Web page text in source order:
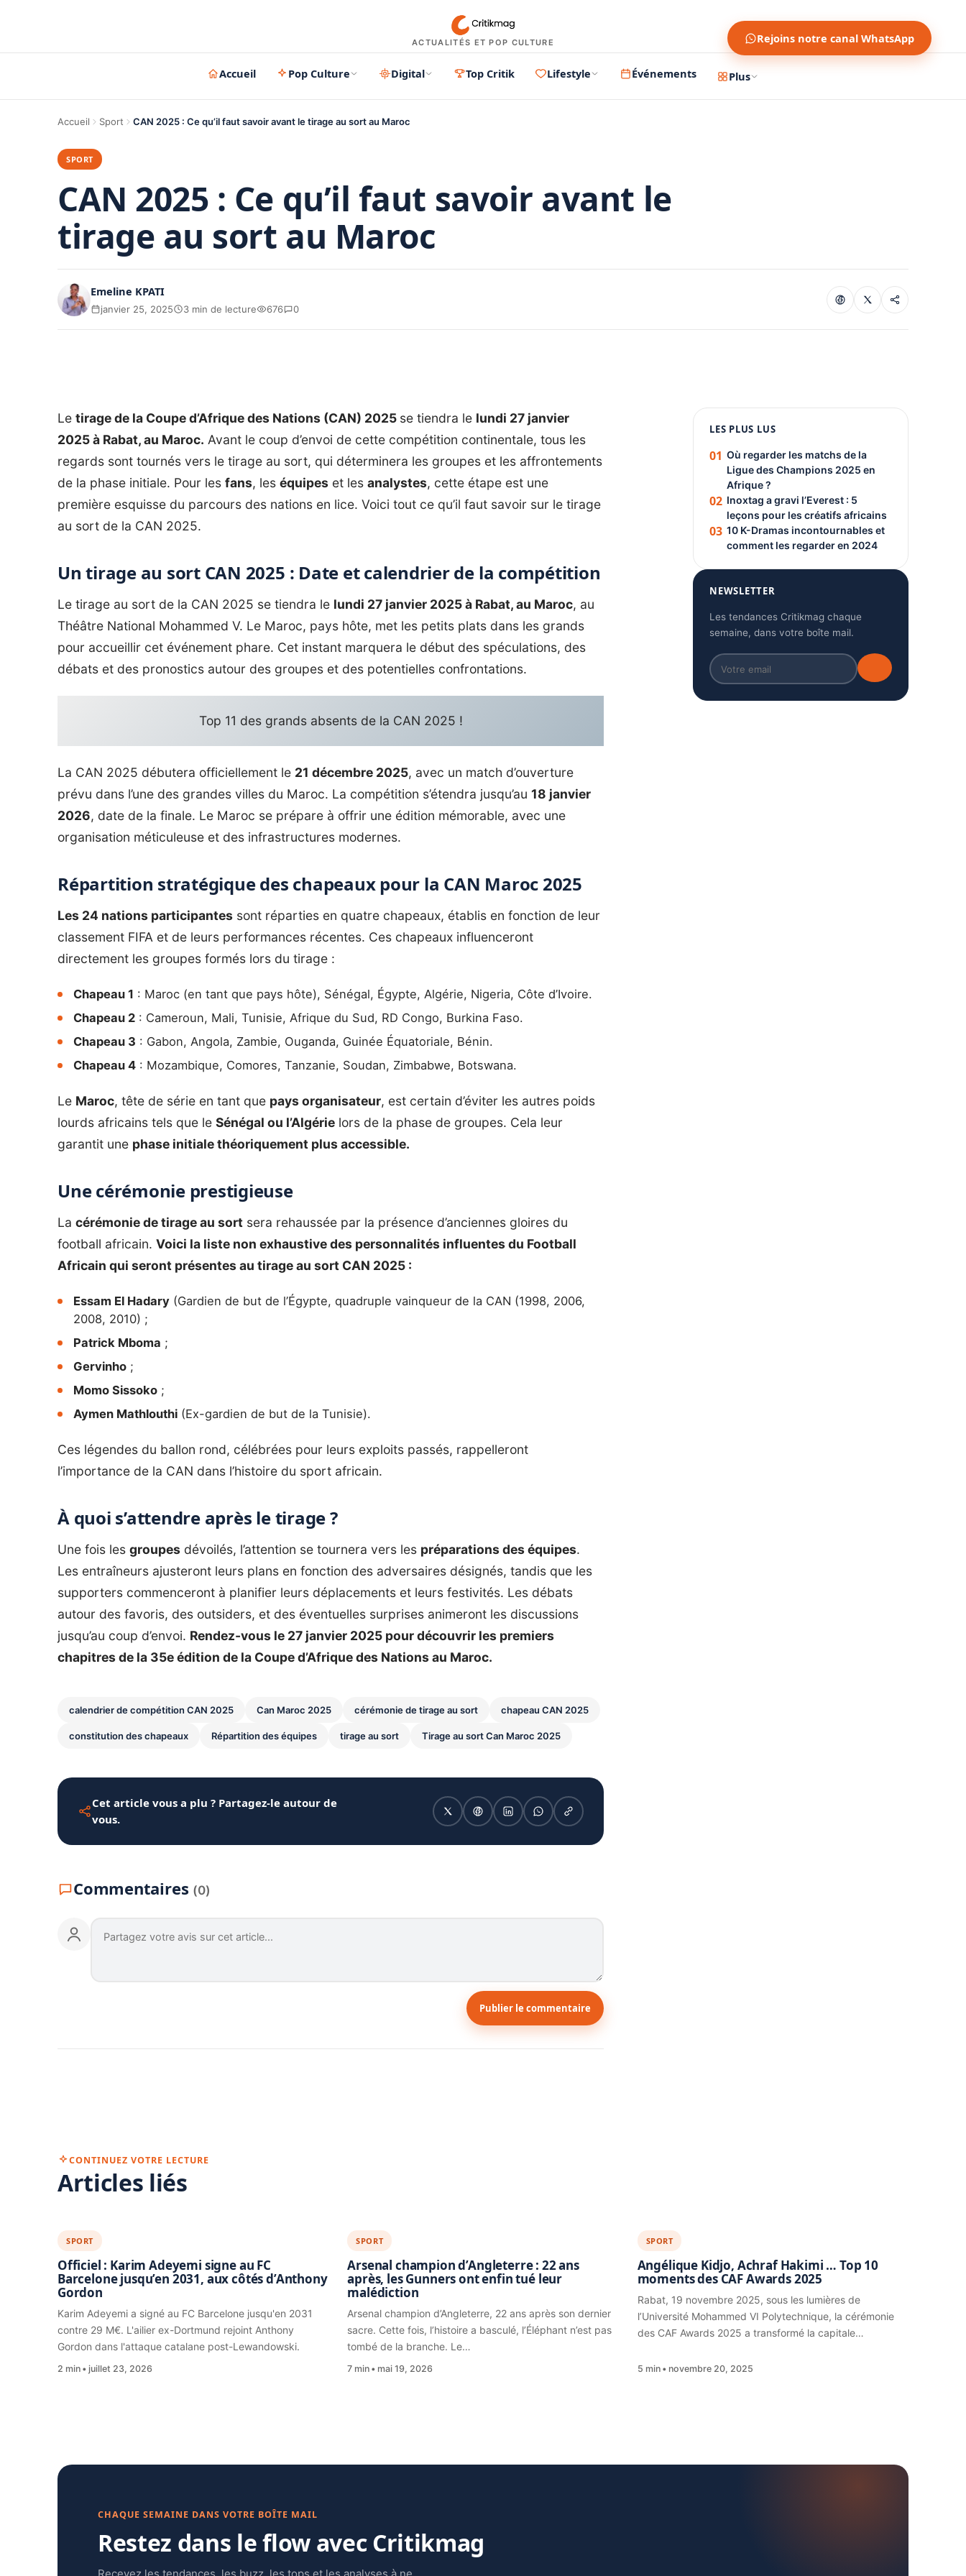
ACTUALITÉS ET POP CULTURE Rejoins notre canal WhatsApp
Accueil Pop Culture Digital Top Critik Lifestyle Événements Plus
Accueil Sport CAN 2025 : Ce qu’il faut savoir avant le tirage au sort au Maroc
SPORT
CAN 2025 : Ce qu’il faut savoir avant le
tirage au sort au Maroc
Emeline KPATI
janvier 25, 2025 3 min de lecture 676 0
Le tirage de la Coupe d’Afrique des Nations (CAN) 2025 se tiendra le lundi 27 janvier
2025 à Rabat, au Maroc. Avant le coup d’envoi de cette compétition continentale, tous les
regards sont tournés vers le tirage au sort, qui déterminera les groupes et les affrontements
de la phase initiale. Pour les fans, les équipes et les analystes, cette étape est une
première esquisse du parcours des nations en lice. Voici tout ce qu’il faut savoir sur le tirage
au sort de la CAN 2025.
Un tirage au sort CAN 2025 : Date et calendrier de la compétition
Le tirage au sort de la CAN 2025 se tiendra le lundi 27 janvier 2025 à Rabat, au Maroc, au
Théâtre National Mohammed V. Le Maroc, pays hôte, met les petits plats dans les grands
pour accueillir cet événement phare. Cet instant marquera le début des spéculations, des
débats et des pronostics autour des groupes et des potentielles confrontations.
Top 11 des grands absents de la CAN 2025 !
La CAN 2025 débutera officiellement le 21 décembre 2025, avec un match d’ouverture
prévu dans l’une des grandes villes du Maroc. La compétition s’étendra jusqu’au 18 janvier
2026, date de la finale. Le Maroc se prépare à offrir une édition mémorable, avec une
organisation méticuleuse et des infrastructures modernes.
Répartition stratégique des chapeaux pour la CAN Maroc 2025
Les 24 nations participantes sont réparties en quatre chapeaux, établis en fonction de leur
classement FIFA et de leurs performances récentes. Ces chapeaux influenceront
directement les groupes formés lors du tirage :
Chapeau 1 : Maroc (en tant que pays hôte), Sénégal, Égypte, Algérie, Nigeria, Côte d’Ivoire.
Chapeau 2 : Cameroun, Mali, Tunisie, Afrique du Sud, RD Congo, Burkina Faso.
Chapeau 3 : Gabon, Angola, Zambie, Ouganda, Guinée Équatoriale, Bénin.
Chapeau 4 : Mozambique, Comores, Tanzanie, Soudan, Zimbabwe, Botswana.
Le Maroc, tête de série en tant que pays organisateur, est certain d’éviter les autres poids
lourds africains tels que le Sénégal ou l’Algérie lors de la phase de groupes. Cela leur
garantit une phase initiale théoriquement plus accessible.
Une cérémonie prestigieuse
La cérémonie de tirage au sort sera rehaussée par la présence d’anciennes gloires du
football africain. Voici la liste non exhaustive des personnalités influentes du Football
Africain qui seront présentes au tirage au sort CAN 2025 :
Essam El Hadary (Gardien de but de l’Égypte, quadruple vainqueur de la CAN (1998, 2006,
2008, 2010) ;
Patrick Mboma ;
Gervinho ;
Momo Sissoko ;
Aymen Mathlouthi (Ex-gardien de but de la Tunisie).
Ces légendes du ballon rond, célébrées pour leurs exploits passés, rappelleront
l’importance de la CAN dans l’histoire du sport africain.
À quoi s’attendre après le tirage ?
Une fois les groupes dévoilés, l’attention se tournera vers les préparations des équipes.
Les entraîneurs ajusteront leurs plans en fonction des adversaires désignés, tandis que les
supporters commenceront à planifier leurs déplacements et leurs festivités. Les débats
autour des favoris, des outsiders, et des éventuelles surprises animeront les discussions
jusqu’au coup d’envoi. Rendez-vous le 27 janvier 2025 pour découvrir les premiers
chapitres de la 35e édition de la Coupe d’Afrique des Nations au Maroc.
calendrier de compétition CAN 2025 Can Maroc 2025 cérémonie de tirage au sort chapeau CAN 2025
constitution des chapeaux Répartition des équipes tirage au sort Tirage au sort Can Maroc 2025
Cet article vous a plu ? Partagez-le autour de
vous.
PUBLICITÉ
LES PLUS LUS
01 Où regarder les matchs de la
Ligue des Champions 2025 en
Afrique ?
02 Inoxtag a gravi l’Everest : 5
leçons pour les créatifs africains
03 10 K-Dramas incontournables et
comment les regarder en 2024
NEWSLETTER
Les tendances Critikmag chaque
semaine, dans votre boîte mail.
Commentaires (0)
Publier le commentaire
CONTINUEZ VOTRE LECTURE
Articles liés
SPORT
Officiel : Karim Adeyemi signe au FC
Barcelone jusqu’en 2031, aux côtés d’Anthony
Gordon
Karim Adeyemi a signé au FC Barcelone jusqu'en 2031
contre 29 M€. L'ailier ex-Dortmund rejoint Anthony
Gordon dans l'attaque catalane post-Lewandowski.
2 min juillet 23, 2026
SPORT
Arsenal champion d’Angleterre : 22 ans
après, les Gunners ont enfin tué leur
malédiction
Arsenal champion d’Angleterre, 22 ans après son dernier
sacre. Cette fois, l’histoire a basculé, l’Éléphant n’est pas
tombé de la branche. Le…
7 min mai 19, 2026
SPORT
Angélique Kidjo, Achraf Hakimi … Top 10
moments des CAF Awards 2025
Rabat, 19 novembre 2025, sous les lumières de
l’Université Mohammed VI Polytechnique, la cérémonie
des CAF Awards 2025 a transformé la capitale…
5 min novembre 20, 2025
CHAQUE SEMAINE DANS VOTRE BOÎTE MAIL
Restez dans le flow avec Critikmag